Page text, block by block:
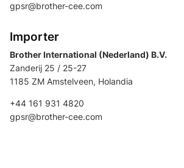
gpsr@brother-cee.com
Importer
Brother International (Nederland) B.V.
Zanderij 25 / 25-27
1185 ZM Amstelveen, Holandia
+44 161 931 4820
gpsr@brother-cee.com